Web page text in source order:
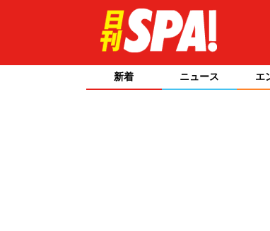
新着 ニュース エ